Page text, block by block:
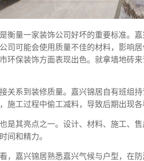
衡量一家装饰公司好坏的重要标准。
司可能会使用质量不佳的材料，影响
环保装饰方面表现出色。就拿墙地砖
关系到装修质量。嘉兴锦居自有班组
施工过程中偷工减料，导致后期出现
是其亮点之一。设计、材料、施工、
间和精力。
，嘉兴锦居熟悉嘉兴气候与户型，在